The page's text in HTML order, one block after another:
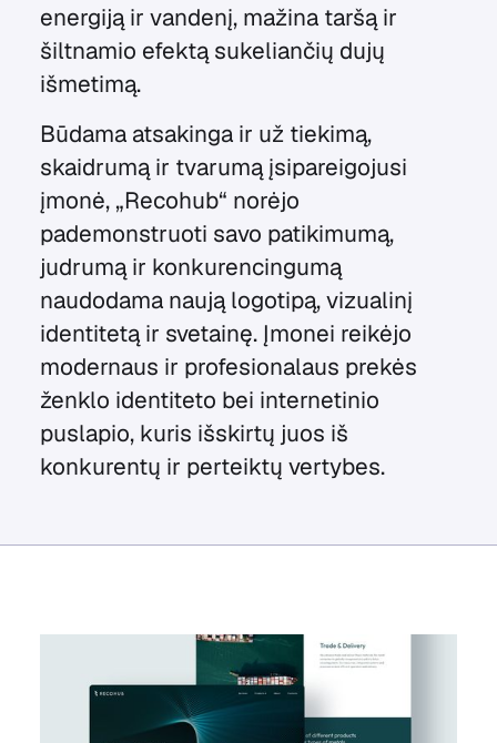
energiją ir vandenį, mažina taršą ir
šiltnamio efektą sukeliančių dujų
išmetimą.
Būdama atsakinga ir už tiekimą,
skaidrumą ir tvarumą įsipareigojusi
įmonė, „Recohub“ norėjo
pademonstruoti savo patikimumą,
judrumą ir konkurencingumą
naudodama naują logotipą, vizualinį
identitetą ir svetainę. Įmonei reikėjo
modernaus ir profesionalaus prekės
ženklo identiteto bei internetinio
puslapio, kuris išskirtų juos iš
konkurentų ir perteiktų vertybes.